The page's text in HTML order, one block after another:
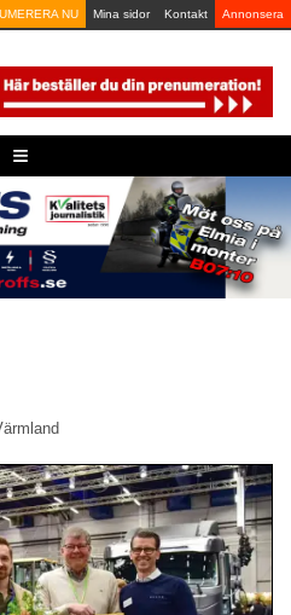
NU Mina sidor Kontakt Annonsera
≡